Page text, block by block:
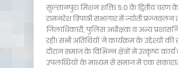
सुल्तानपुर। मिशन शक्ति 5.0 के द्वितीय
रामनरेश त्रिपाठी सभागार में ज्योती
जिलाधिकारी, पुलिस अधीक्षक व अन्य
रही। सभी अतिथियों ने कार्यक्रम के उद्देश्यों
दौरान समाज के विभिन्न क्षेत्रों में उत्कृष्ट
उपलब्धियों के माध्यम से समाज में एक